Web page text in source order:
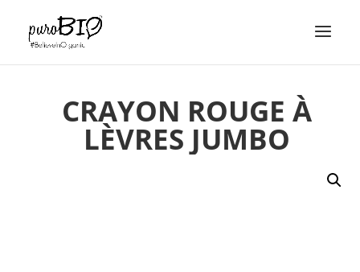
CRAYON ROUGE À
LÈVRES JUMBO